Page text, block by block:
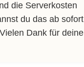
die Serverkosten
du das ab sofort
Dank für deine